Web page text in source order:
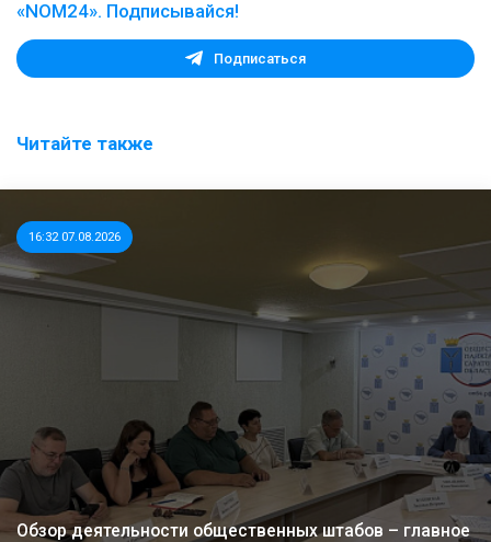
«NOM24». Подписывайся!
Подписаться
Читайте также
16:32 07.08.2026
Обзор деятельности общественных штабов – главное